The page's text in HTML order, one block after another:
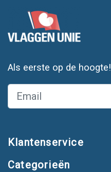
Als eerste op de hoogte!
Klantenservice
Categorieën